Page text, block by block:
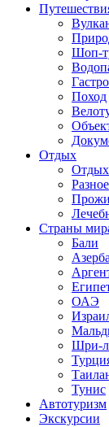
Шоп-
Поход
Отдых
Отдых
Разное
Страны
Бали
ОАЭ
Шри-
Тунис
Автотуризм
Экскурсии